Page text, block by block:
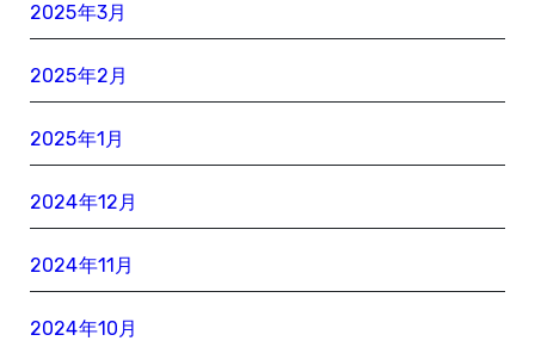
2025年3月
2025年2月
2025年1月
2024年12月
2024年11月
2024年10月